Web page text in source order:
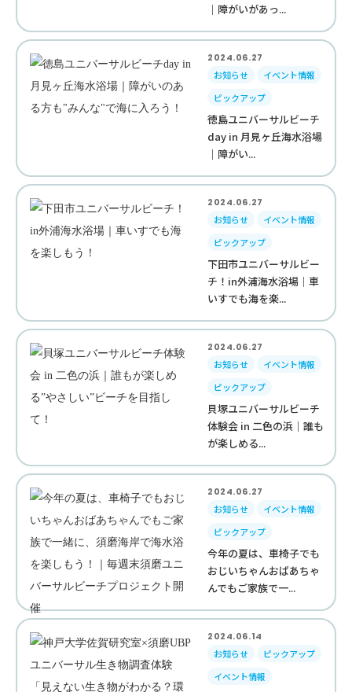
｜障がいがあっ...
2024.06.27
お知らせ
イベント情報
ピックアップ
徳島ユニバーサルビーチ
day in 月見ヶ丘海水浴場
｜障がい...
2024.06.27
お知らせ
イベント情報
ピックアップ
下田市ユニバーサルビー
チ！in外浦海水浴場｜車
いすでも海を楽...
2024.06.27
お知らせ
イベント情報
ピックアップ
貝塚ユニバーサルビーチ
体験会 in 二色の浜｜誰も
が楽しめる...
2024.06.27
お知らせ
イベント情報
ピックアップ
今年の夏は、車椅子でも
おじいちゃんおばあちゃ
んでもご家族で一...
2024.06.14
お知らせ
ピックアップ
イベント情報